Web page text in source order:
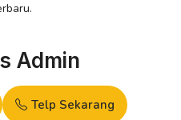
Admin
Telp Sekarang